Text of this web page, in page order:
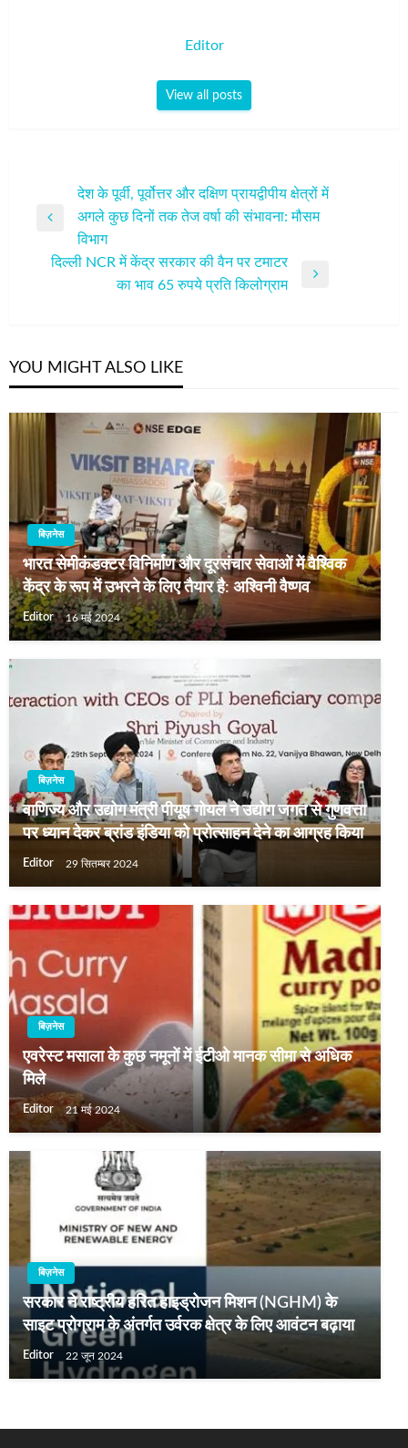
Editor
View all posts
नेविगेशन
देश के पूर्वी, पूर्वोत्तर और दक्षिण प्रायद्वीपीय क्षेत्रों में
अगले कुछ दिनों तक तेज वर्षा की संभावना: मौसम
विभाग
दिल्ली NCR में केंद्र सरकार की वैन पर टमाटर
का भाव 65 रुपये प्रति किलोग्राम
YOU MIGHT ALSO LIKE
बिज़नेस
भारत सेमीकंडक्टर विनिर्माण और दूरसंचार सेवाओं में वैश्विक
केंद्र के रूप में उभरने के लिए तैयार है: अश्विनी वैष्णव
Editor 16 मई 2024
बिज़नेस
वाणिज्य और उद्योग मंत्री पीयूष गोयल ने उद्योग जगत से गुणवत्ता
पर ध्यान देकर ब्रांड इंडिया को प्रोत्साहन देने का आग्रह किया
Editor 29 सितम्बर 2024
बिज़नेस
एवरेस्ट मसाला के कुछ नमूनों में ईटीओ मानक सीमा से अधिक
मिले
Editor 21 मई 2024
बिज़नेस
सरकार ने राष्ट्रीय हरित हाइड्रोजन मिशन (NGHM) के
साइट प्रोग्राम के अंतर्गत उर्वरक क्षेत्र के लिए आवंटन बढ़ाया
Editor 22 जून 2024